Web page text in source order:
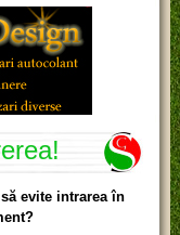
evite intrarea în